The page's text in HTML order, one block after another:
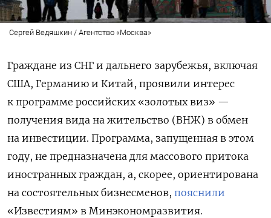
Сергей Ведяшкин / Агентство «Москва»
Граждане из СНГ и дальнего зарубежья, включая
США, Германию и Китай, проявили интерес
к программе российских «золотых виз» —
получения вида на жительство (ВНЖ) в обмен
на инвестиции. Программа, запущенная в этом
году, не предназначена для массового притока
иностранных граждан, а, скорее, ориентирована
на состоятельных бизнесменов, пояснили
«Известиям» в Минэкономразвития.